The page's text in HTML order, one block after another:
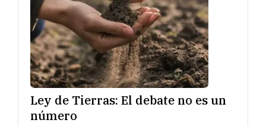
Ley de Tierras: El debate no es un
número